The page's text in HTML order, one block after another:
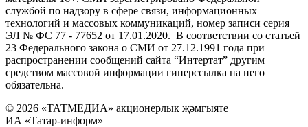
службой по надзору в сфере связи, информационных
технологий и массовых коммуникаций, номер записи серия
ЭЛ № ФС 77 - 77652 от 17.01.2020. В соответствии со статьей
23 Федерального закона о СМИ от 27.12.1991 года при
распространении сообщений сайта “Интертат” другим
средством массовой информации гиперссылка на него
обязательна.
© 2026 «ТАТМЕДИА» акционерлык җәмгыяте
ИА «Татар-информ»